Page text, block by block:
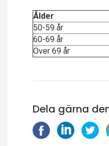
Ålder
50-59 år
60-69 år
Över 69 år
Dela gärna
D
D
D